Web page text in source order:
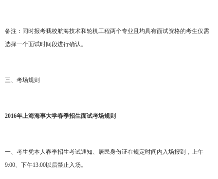
备注：同时报考我校航海技术和轮机工程两个专业且均具有面试资格的考生仅需
选择一个面试时间段进行确认。
三、考场规则
2016年上海海事大学春季招生面试考场规则
一、考生凭本人春季招生考试通知、居民身份证在规定时间内入场报到，上午
9:00、下午13:00以后禁止入场。